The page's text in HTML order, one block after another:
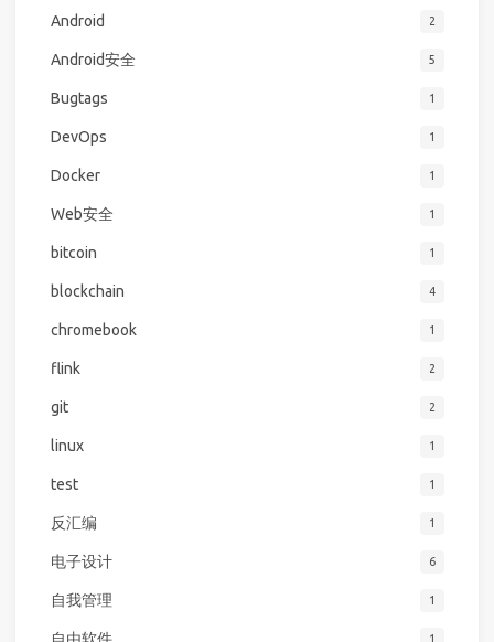
Android 2
Android安全 5
Bugtags 1
DevOps 1
Docker 1
Web安全 1
bitcoin 1
blockchain 4
chromebook 1
flink 2
git 2
linux 1
test 1
反汇编 1
电子设计 6
自我管理 1
自由软件 1